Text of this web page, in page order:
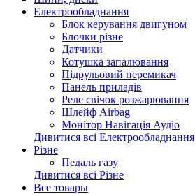
Електрообладнання
Блок керування двигуном
Блочки різне
Датчики
Котушка запалювання
Підрульовий перемикач
Панель приладів
Реле свічок розжарювання
Шлейф Airbag
Монітор Навігація Аудіо
Дивитися всі Електрообладнання
Різне
Педаль газу
Дивитися всі Різне
Все товары